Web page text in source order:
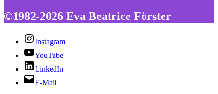
©1982-2026 Eva Beatrice Förster
Instagram
YouTube
LinkedIn
E-Mail